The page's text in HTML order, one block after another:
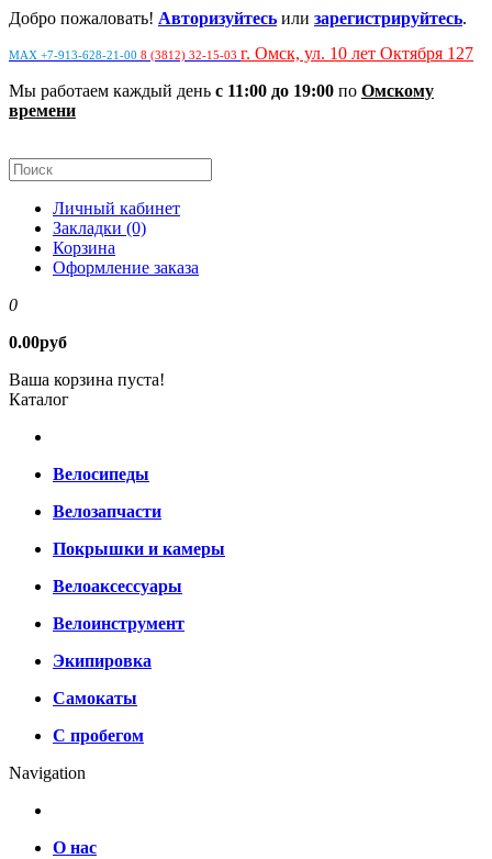
Добро пожаловать! Авторизуйтесь или зарегистрируйтесь.
MAX +7-913-628-21-00 8 (3812) 32-15-03 г. Омск, ул. 10 лет Октября 127
Мы работаем каждый день с 11:00 до 19:00 по Омскому
времени
Личный кабинет
Закладки (0)
Корзина
Оформление заказа
0
0.00руб
Ваша корзина пуста!
Каталог
Велосипеды
Велозапчасти
Покрышки и камеры
Велоаксессуары
Велоинструмент
Экипировка
Самокаты
С пробегом
Navigation
О нас